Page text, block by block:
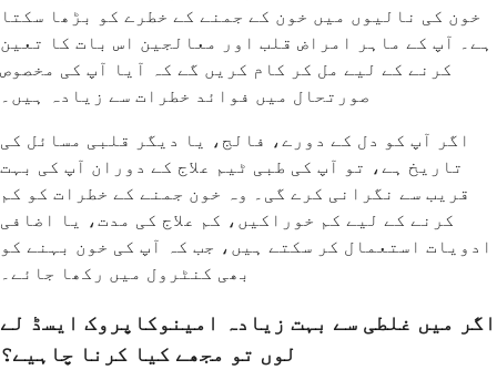
خون کی نالیوں میں خون کے جمنے کے خطرے کو بڑھا سکتا
ہے۔ آپ کے ماہر امراض قلب اور معالجین اس بات کا تعین
کرنے کے لیے مل کر کام کریں گے کہ آیا آپ کی مخصوص
صورتحال میں فوائد خطرات سے زیادہ ہیں۔
اگر آپ کو دل کے دورے، فالج، یا دیگر قلبی مسائل کی
تاریخ ہے، تو آپ کی طبی ٹیم علاج کے دوران آپ کی بہت
قریب سے نگرانی کرے گی۔ وہ خون جمنے کے خطرات کو کم
کرنے کے لیے کم خوراکیں، کم علاج کی مدت، یا اضافی
ادویات استعمال کر سکتے ہیں، جب کہ آپ کی خون بہنے کو
بھی کنٹرول میں رکھا جائے۔
اگر میں غلطی سے بہت زیادہ امینوکاپروک ایسڈ لے
لوں تو مجھے کیا کرنا چاہیے؟